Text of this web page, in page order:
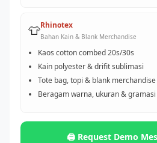
👕Rhinotex
Bahan Kain & Blank Merchandise
Kaos cotton combed 20s/30s
Kain polyester & drifit sublimasi
Tote bag, topi & blank merchandise
Beragam warna, ukuran & gramasi
🖨️ Request Demo